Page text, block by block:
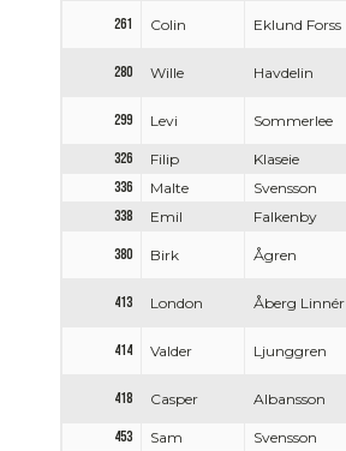
261 Colin Eklund Forss
280 Wille Havdelin
299 Levi Sommerlee
326 Filip Klaseie
336
Malte Svensson
338
Emil Falkenby
380 Birk Ågren
413 London Åberg Linnér
414 Valder Ljunggren
418 Casper Albansson
453 Sam Svensson